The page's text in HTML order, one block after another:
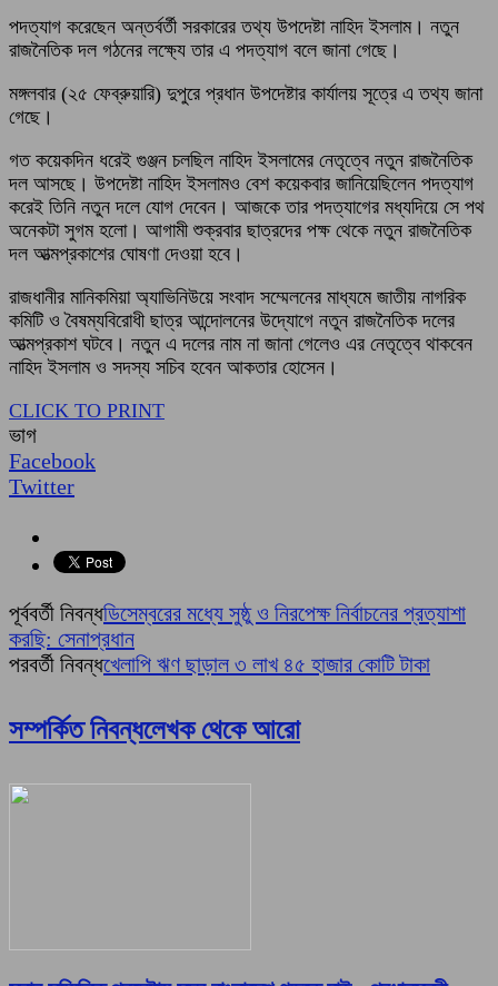
পদত্যাগ করেছেন অন্তর্বর্তী সরকারের তথ্য উপদেষ্টা নাহিদ ইসলাম। নতুন
রাজনৈতিক দল গঠনের লক্ষ্যে তার এ পদত্যাগ বলে জানা গেছে।
মঙ্গলবার (২৫ ফেব্রুয়ারি) দুপুরে প্রধান উপদেষ্টার কার্যালয় সূত্রে এ তথ্য জানা
গেছে।
গত কয়েকদিন ধরেই গুঞ্জন চলছিল নাহিদ ইসলামের নেতৃত্বে নতুন রাজনৈতিক
দল আসছে। উপদেষ্টা নাহিদ ইসলামও বেশ কয়েকবার জানিয়েছিলেন পদত্যাগ
করেই তিনি নতুন দলে যোগ দেবেন। আজকে তার পদত্যাগের মধ্যদিয়ে সে পথ
অনেকটা সুগম হলো। আগামী শুক্রবার ছাত্রদের পক্ষ থেকে নতুন রাজনৈতিক
দল আত্মপ্রকাশের ঘোষণা দেওয়া হবে।
রাজধানীর মানিকমিয়া অ্যাভিনিউয়ে সংবাদ সম্মেলনের মাধ্যমে জাতীয় নাগরিক
কমিটি ও বৈষম্যবিরোধী ছাত্র আন্দোলনের উদ্যোগে নতুন রাজনৈতিক দলের
আত্মপ্রকাশ ঘটবে। নতুন এ দলের নাম না জানা গেলেও এর নেতৃত্বে থাকবেন
নাহিদ ইসলাম ও সদস্য সচিব হবেন আকতার হোসেন।
CLICK TO PRINT
ভাগ
Facebook
Twitter
পূর্ববর্তী নিবন্ধডিসেম্বরের মধ্যে সুষ্ঠু ও নিরপেক্ষ নির্বাচনের প্রত্যাশা
করছি: সেনাপ্রধান
পরবর্তী নিবন্ধখেলাপি ঋণ ছাড়াল ৩ লাখ ৪৫ হাজার কোটি টাকা
সম্পর্কিত নিবন্ধলেখক থেকে আরো